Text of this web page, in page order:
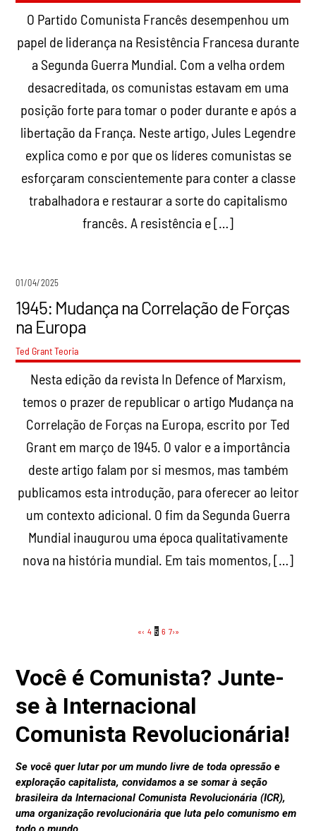
O Partido Comunista Francês desempenhou um
papel de liderança na Resistência Francesa durante
a Segunda Guerra Mundial. Com a velha ordem
desacreditada, os comunistas estavam em uma
posição forte para tomar o poder durante e após a
libertação da França. Neste artigo, Jules Legendre
explica como e por que os líderes comunistas se
esforçaram conscientemente para conter a classe
trabalhadora e restaurar a sorte do capitalismo
francês. A resistência e […]
01/04/2025
1945: Mudança na Correlação de Forças
na Europa
Ted Grant Teoria
Nesta edição da revista In Defence of Marxism,
temos o prazer de republicar o artigo Mudança na
Correlação de Forças na Europa, escrito por Ted
Grant em março de 1945. O valor e a importância
deste artigo falam por si mesmos, mas também
publicamos esta introdução, para oferecer ao leitor
um contexto adicional. O fim da Segunda Guerra
Mundial inaugurou uma época qualitativamente
nova na história mundial. Em tais momentos, […]
«‹ 4 5 6 7›»